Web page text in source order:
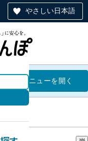
やさしい日本語
岩手支部
メニューを開く